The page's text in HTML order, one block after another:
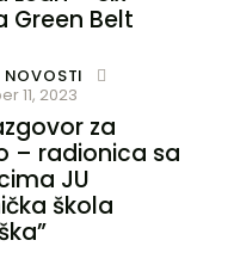
Green Belt
NOVOSTI
11, 2023
za
– radionica sa
JU
škola